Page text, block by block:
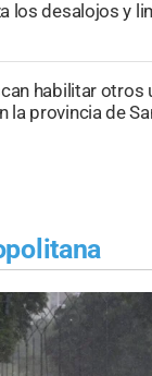
los desalojos y
habilitar otros
la provincia de